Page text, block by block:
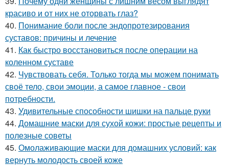
красиво и от них не оторвать глаз?
40. Понимание боли после эндопротезирования
суставов: причины и лечение
41. Как быстро восстановиться после операции на
коленном суставе
42. Чувствовать себя. Только тогда мы можем понимать
своё тело, свои эмоции, а самое главное - свои
потребности.
43. Удивительные способности шишки на пальце руки
44. Домашние маски для сухой кожи: простые рецепты и
полезные советы
45. Омолаживающие маски для домашних условий: как
вернуть молодость своей коже